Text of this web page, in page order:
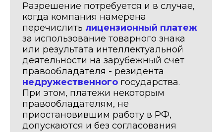
Разрешение потребуется и в случае,
когда компания намерена
перечислить лицензионный платеж
за использование товарного знака
или результата интеллектуальной
деятельности на зарубежный счет
правообладателя - резидента
недружественного государства.
При этом, платежи некоторым
правообладателям, не
приостановившим работу в РФ,
допускаются и без согласования